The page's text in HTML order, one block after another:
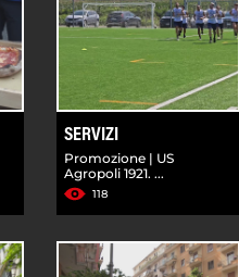
SERVIZI
Promozione | US
Agropoli 1921. ...
118